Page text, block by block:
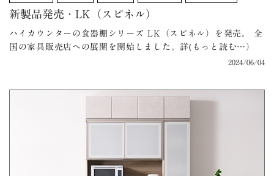
新製品発売・LK（スピネル）
ハイカウンターの食器棚シリーズ LK（スピネル）を発売。 全
国の家具販売店への展開を開始しました。詳(もっと読む…）
2024/06/04